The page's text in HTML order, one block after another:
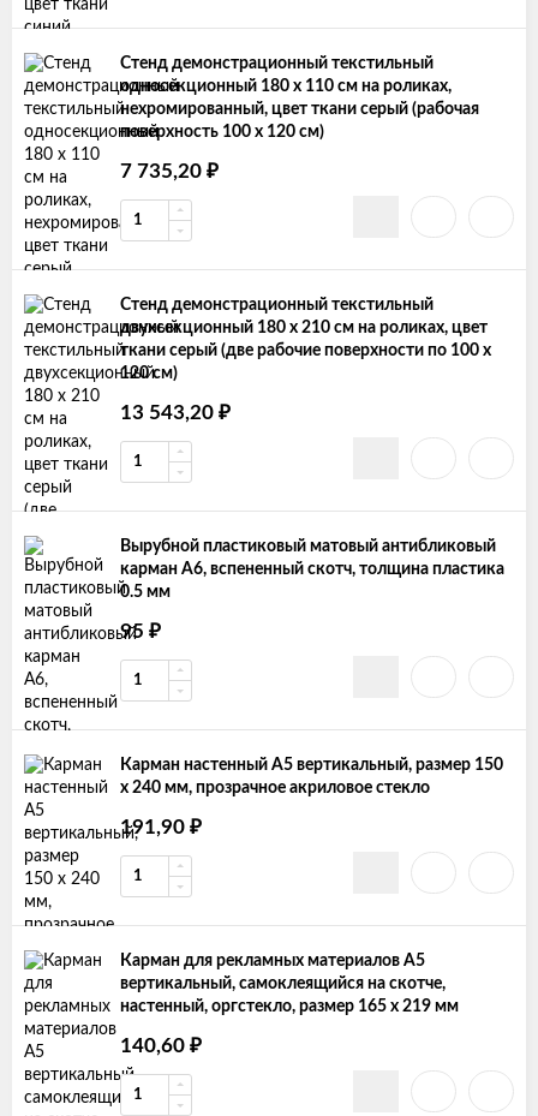
Стенд демонстрационный текстильный
односекционный 180 х 110 см на роликах,
нехромированный, цвет ткани серый (рабочая
поверхность 100 х 120 см)
7 735,20 ₽
Стенд демонстрационный текстильный
двухсекционный 180 х 210 см на роликах, цвет
ткани серый (две рабочие поверхности по 100 х
120 см)
13 543,20 ₽
Вырубной пластиковый матовый антибликовый
карман А6, вспененный скотч, толщина пластика
0.5 мм
95 ₽
Карман настенный А5 вертикальный, размер 150
х 240 мм, прозрачное акриловое стекло
191,90 ₽
Карман для рекламных материалов А5
вертикальный, самоклеящийся на скотче,
настенный, оргстекло, размер 165 х 219 мм
140,60 ₽